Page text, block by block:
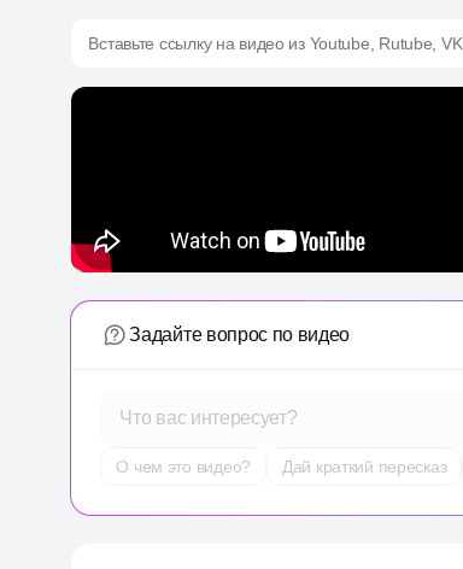
Вставьте ссылку на видео из Youtube, Rutube,
Задайте вопрос по видео
Что вас интересует?
О чем это видео? Дай краткий пересказ